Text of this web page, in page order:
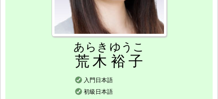
荒木
あらき
裕子
ゆうこ
入門日本語
初級日本語